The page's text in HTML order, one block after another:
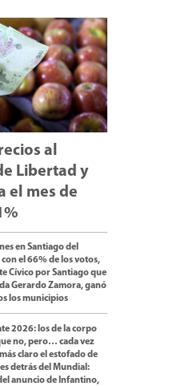
al
Libertad y
el mes de
en Santiago del
con el 66% de los votos,
Cívico por Santiago que
Gerardo Zamora, ganó
los municipios
2026: los de la corpo
no, pero… cada vez
claro el estofado de
detrás del Mundial:
anuncio de Infantino,